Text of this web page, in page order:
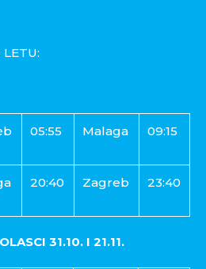
05:55 Malaga 09:15
20:40 Zagreb 23:40
31.10. I 21.11.